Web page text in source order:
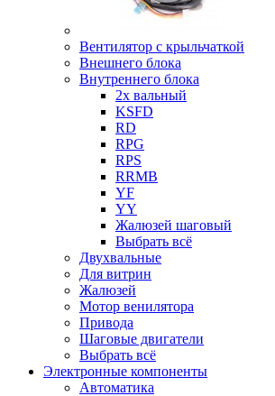
Вентилятор с крыльчаткой
Внешнего блока
Внутреннего блока
2х вальный
KSFD
RD
RPG
RPS
RRMB
YF
YY
Жалюзей шаговый
Выбрать всё
Двухвальные
Для витрин
Жалюзей
Мотор венилятора
Привода
Шаговые двигатели
Выбрать всё
Электронные компоненты
Автоматика